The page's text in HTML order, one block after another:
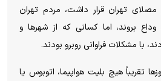
تهران قرار داشت، مردم تهران
وداع بروند، اما کسانی که از شهرها و
با مشکلات فراوانی روبرو بودند.
تقریباً هیچ بلیت هواپیما، اتوبوس یا